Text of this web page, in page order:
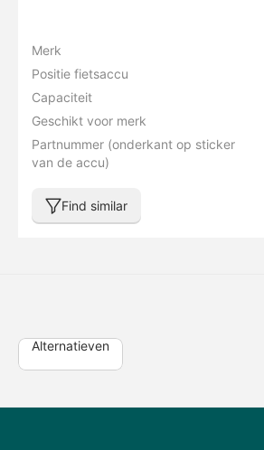
Merk
Positie fietsaccu
Capaciteit
Geschikt voor merk
Partnummer (onderkant op sticker
van de accu)
Find similar
Alternatieven